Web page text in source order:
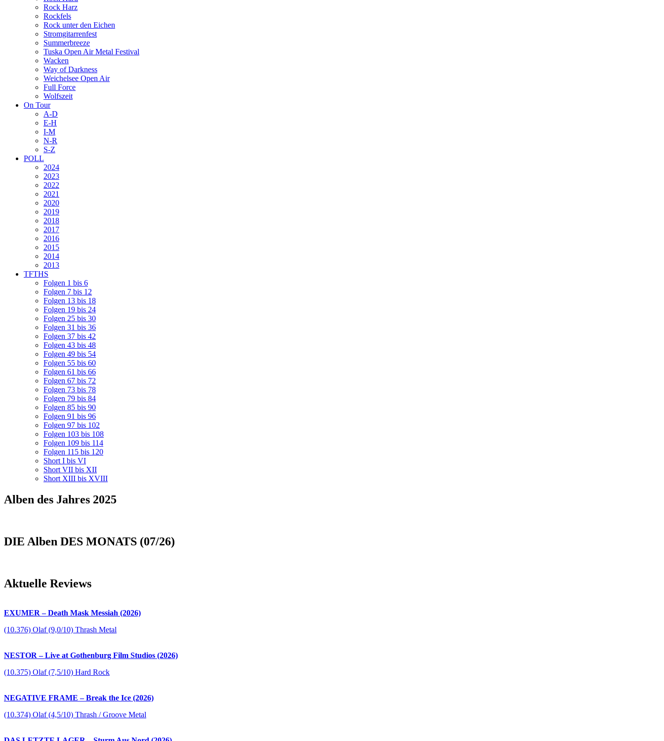
Rock Harz
Rockfels
Rock unter den Eichen
Stromgitarrenfest
Summerbreeze
Tuska Open Air Metal Festival
Wacken
Way of Darkness
Weichelsee Open Air
Full Force
Wolfszeit
On Tour
A-D
E-H
I-M
N-R
S-Z
POLL
2024
2023
2022
2021
2020
2019
2018
2017
2016
2015
2014
2013
TFTHS
Folgen 1 bis 6
Folgen 7 bis 12
Folgen 13 bis 18
Folgen 19 bis 24
Folgen 25 bis 30
Folgen 31 bis 36
Folgen 37 bis 42
Folgen 43 bis 48
Folgen 49 bis 54
Folgen 55 bis 60
Folgen 61 bis 66
Folgen 67 bis 72
Folgen 73 bis 78
Folgen 79 bis 84
Folgen 85 bis 90
Folgen 91 bis 96
Folgen 97 bis 102
Folgen 103 bis 108
Folgen 109 bis 114
Folgen 115 bis 120
Short I bis VI
Short VII bis XII
Short XIII bis XVIII
Alben des Jahres 2025
DIE Alben DES MONATS (07/26)
Aktuelle Reviews
EXUMER – Death Mask Messiah (2026)
(10.376) Olaf (9,0/10) Thrash Metal
NESTOR – Live at Gothenburg Film Studios (2026)
(10.375) Olaf (7,5/10) Hard Rock
NEGATIVE FRAME – Break the Ice (2026)
(10.374) Olaf (4,5/10) Thrash / Groove Metal